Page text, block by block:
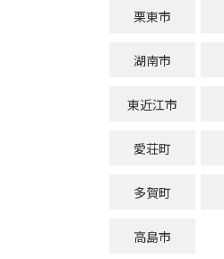
栗東市
湖南市
東近江市
愛荘町
多賀町
高島市